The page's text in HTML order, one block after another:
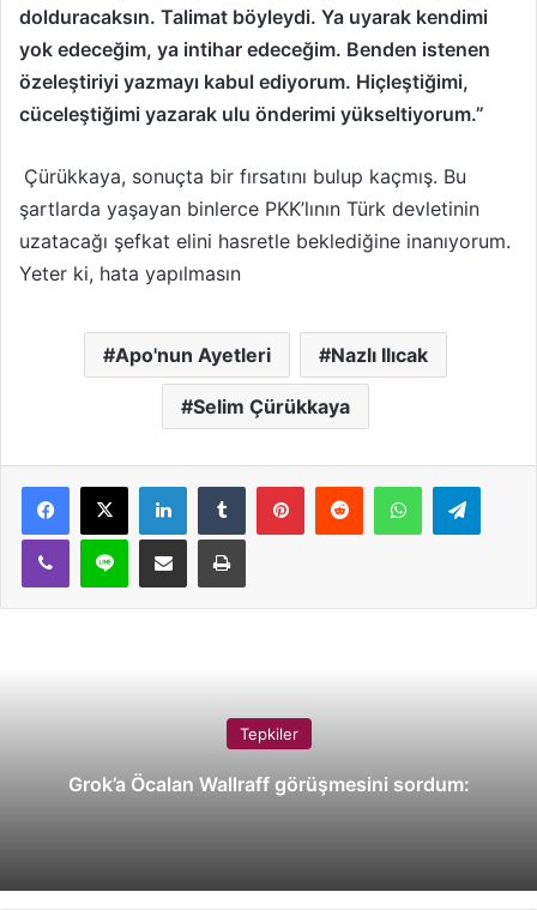
dolduracaksın. Talimat böyleydi. Ya uyarak kendimi
yok edeceğim, ya intihar edeceğim. Benden istenen
özeleştiriyi yazmayı kabul ediyorum. Hiçleştiğimi,
cüceleştiğimi yazarak ulu önderimi yükseltiyorum.”
Çürükkaya, sonuçta bir fırsatını bulup kaçmış. Bu
şartlarda yaşayan binlerce PKK’lının Türk devletinin
uzatacağı şefkat elini hasretle beklediğine inanıyorum.
Yeter ki, hata yapılmasın
Apo'nun Ayetleri Nazlı Ilıcak
Selim Çürükkaya
WhatsApp
Tepkiler
Grok’a Öcalan Wallraff görüşmesini sordum: